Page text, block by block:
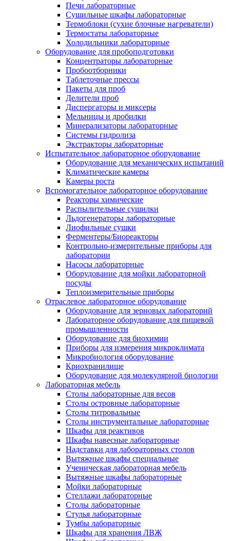
Печи лабораторные
Сушильные шкафы лабораторные
Термоблоки (сухие блочные нагреватели)
Термостаты лабораторные
Холодильники лабораторные
Оборудование для пробоподготовки
Концентраторы лабораторные
Пробоотборники
Таблеточные прессы
Пакеты для проб
Делители проб
Диспергаторы и миксеры
Мельницы и дробилки
Минерализаторы лабораторные
Системы гидролиза
Экстракторы лабораторные
Испытательное лабораторное оборудование
Оборудование для механических испытаний
Климатические камеры
Камеры роста
Вспомогательное лабораторное оборудование
Реакторы химические
Распылительные сушилки
Льдогенераторы лабораторные
Лиофильные сушки
Ферментеры/Биореакторы
Контрольно-измерительные приборы для
лаборатории
Насосы лабораторные
Оборудование для мойки лабораторной
посуды
Теплоизмерительные приборы
Отраслевое лабораторное оборудование
Оборудование для зерновых лабораторий
Лабораторное оборудование для пищевой
промышленности
Оборудование для биохимии
Приборы для измерения микроклимата
Микробиология оборудование
Криохранилище
Оборудование для молекулярной биологии
Лабораторная мебель
Столы лабораторные для весов
Столы островные лабораторные
Столы титровальные
Столы инструментальные лабораторные
Шкафы для реактивов
Шкафы навесные лабораторные
Надставки для лабораторных столов
Вытяжные шкафы специальные
Ученическая лабораторная мебель
Вытяжные шкафы лабораторные
Мойки лабораторные
Стеллажи лабораторные
Столы лабораторные
Стулья лабораторные
Тумбы лабораторные
Шкафы для хранения ЛВЖ